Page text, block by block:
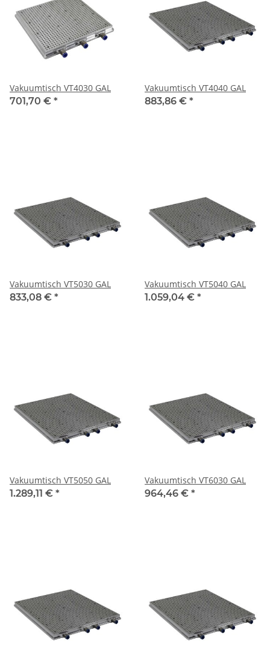
Vakuumtisch VT4030 GAL
701,70 € *
Vakuumtisch VT4040 GAL
883,86 € *
Vakuumtisch VT5030 GAL
833,08 € *
Vakuumtisch VT5040 GAL
1.059,04 € *
Vakuumtisch VT5050 GAL
1.289,11 € *
Vakuumtisch VT6030 GAL
964,46 € *